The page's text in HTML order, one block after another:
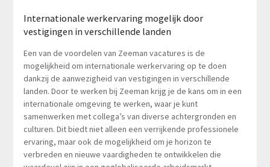
Internationale werkervaring mogelijk door
vestigingen in verschillende landen
Een van de voordelen van Zeeman vacatures is de
mogelijkheid om internationale werkervaring op te doen
dankzij de aanwezigheid van vestigingen in verschillende
landen. Door te werken bij Zeeman krijg je de kans om in een
internationale omgeving te werken, waar je kunt
samenwerken met collega’s van diverse achtergronden en
culturen. Dit biedt niet alleen een verrijkende professionele
ervaring, maar ook de mogelijkheid om je horizon te
verbreden en nieuwe vaardigheden te ontwikkelen die